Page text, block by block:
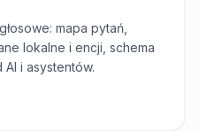
mapa pytań,
lokalne i encji, schema
i asystentów.